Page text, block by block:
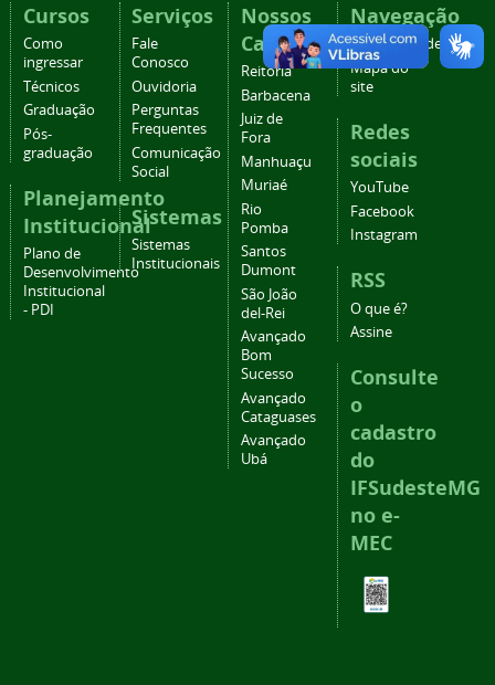
Cursos
Como
ingressar
Técnicos
Graduação
Pós-
graduação
Planejamento
Institucional
Plano de
Desenvolvimento
Institucional
- PDI
Serviços
Fale
Conosco
Ouvidoria
Perguntas
Frequentes
Comunicação
Social
Sistemas
Sistemas
Institucionais
Nossos
Campi
Reitoria
Barbacena
Juiz de
Fora
Manhuaçu
Muriaé
Rio
Pomba
Santos
Dumont
São João
del-Rei
Avançado
Bom
Sucesso
Avançado
Cataguases
Avançado
Ubá
Navegação
Acessibilidade
Mapa do
site
Redes
sociais
YouTube
Facebook
Instagram
RSS
O que é?
Assine
Consulte
o
cadastro
do
IFSudesteMG
no e-
MEC